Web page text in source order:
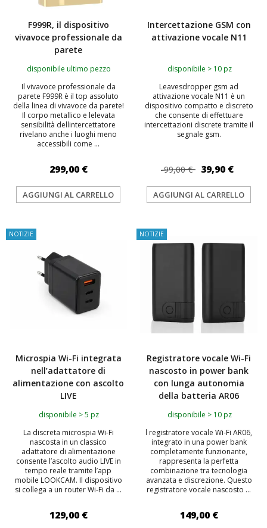
F999R, il dispositivo
vivavoce professionale da
parete
disponibile ultimo pezzo
Il vivavoce professionale da
parete F999R è il top assoluto
della linea di vivavoce da parete!
Il corpo metallico e lelevata
sensibilità dellintercettatore
rivelano anche i luoghi meno
accessibili come ...
299,00 €
AGGIUNGI AL CARRELLO
Intercettazione GSM con
attivazione vocale N11
disponibile > 10 pz
Leavesdropper gsm ad
attivazione vocale N11 è un
dispositivo compatto e discreto
che consente di effettuare
intercettazioni discrete tramite il
segnale gsm.
99,00 € 39,90 €
AGGIUNGI AL CARRELLO
NOTIZIE
Microspia Wi-Fi integrata
nell’adattatore di
alimentazione con ascolto
LIVE
disponibile > 5 pz
La discreta microspia Wi-Fi
nascosta in un classico
adattatore di alimentazione
consente l’ascolto audio LIVE in
tempo reale tramite l’app
mobile LOOKCAM. Il dispositivo
si collega a un router Wi-Fi da ...
129,00 €
NOTIZIE
Registratore vocale Wi-Fi
nascosto in power bank
con lunga autonomia
della batteria AR06
disponibile > 10 pz
l registratore vocale Wi-Fi AR06,
integrato in una power bank
completamente funzionante,
rappresenta la perfetta
combinazione tra tecnologia
avanzata e discrezione. Questo
registratore vocale nascosto ...
149,00 €